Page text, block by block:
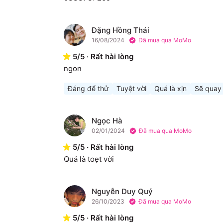
Đ Đặng Hồng Thái
16/08/2024 Đã mua qua MoMo
5/5 · Rất hài lòng
ngon
Đáng để thử Tuyệt vời Quá là xịn Sẽ quay
N Ngọc Hà
02/01/2024 Đã mua qua MoMo
5/5 · Rất hài lòng
Quá là toẹt vời
N Nguyễn Duy Quý
26/10/2023 Đã mua qua MoMo
5/5 · Rất hài lòng